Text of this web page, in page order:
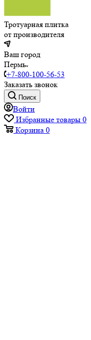
Тротуарная плитка
от производителя
Ваш город
Пермь
+7-800-100-56-53
Заказать звонок
Поиск
Войти
Избранные товары 0
Корзина 0